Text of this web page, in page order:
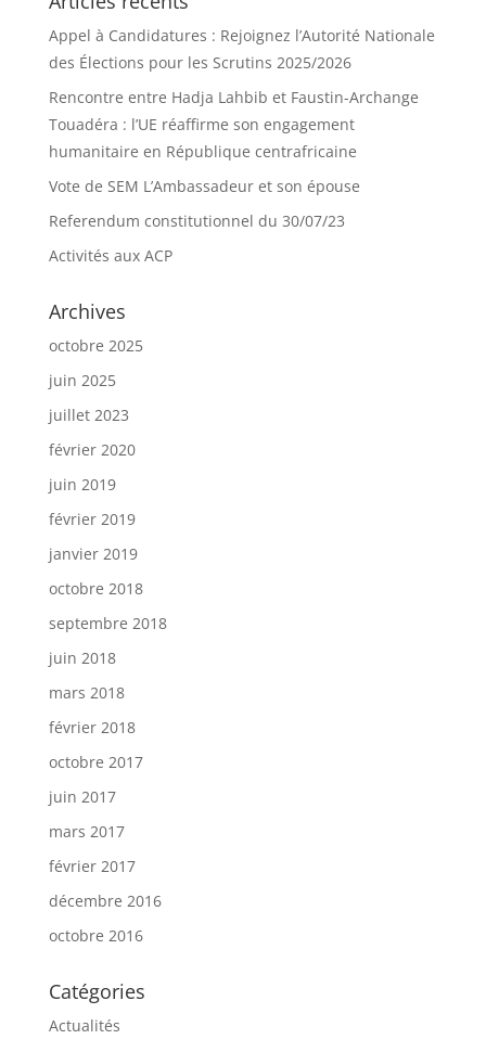
Appel à Candidatures : Rejoignez l’Autorité Nationale
des Élections pour les Scrutins 2025/2026
Rencontre entre Hadja Lahbib et Faustin-Archange
Touadéra : l’UE réaffirme son engagement
humanitaire en République centrafricaine
Vote de SEM L’Ambassadeur et son épouse
Referendum constitutionnel du 30/07/23
Activités aux ACP
Archives
octobre 2025
juin 2025
juillet 2023
février 2020
juin 2019
février 2019
janvier 2019
octobre 2018
septembre 2018
juin 2018
mars 2018
février 2018
octobre 2017
juin 2017
mars 2017
février 2017
décembre 2016
octobre 2016
Catégories
Actualités